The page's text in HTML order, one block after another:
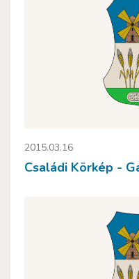
2015.03.16
Családi Körkép -